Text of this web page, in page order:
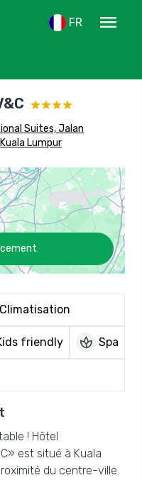
FR
menu
Suites, Jalan
Lumpur
Climatisation
friendly spa Spa
! Hôtel
est situé à Kuala
du centre-ville.